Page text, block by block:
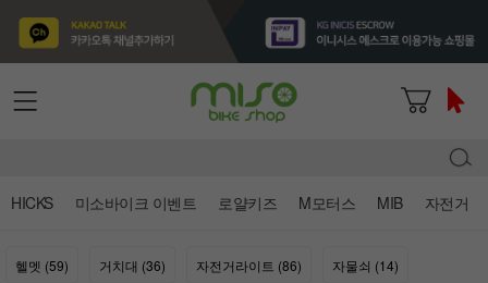
HICKS 미소바이크 이벤트 로얄키즈 M모터스 MIB 자전거
헬멧 (59) 거치대 (36) 자전거라이트 (86) 자물쇠 (14)